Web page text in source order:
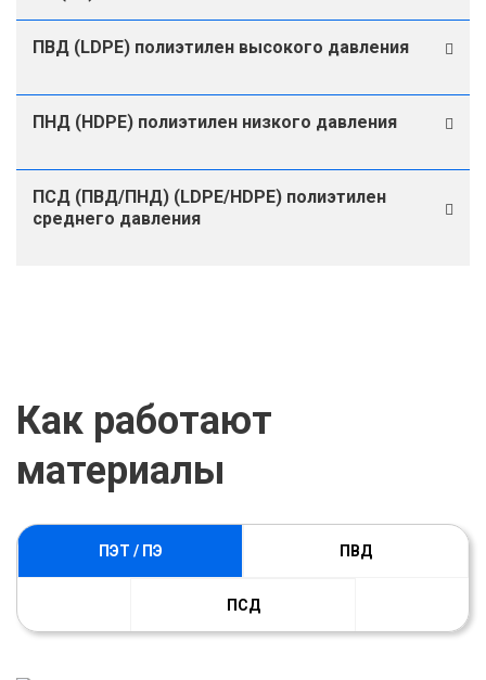
ПВД (LDPE) полиэтилен высокого давления
ПНД (HDPE) полиэтилен низкого давления
ПСД (ПВД/ПНД) (LDPE/HDPE) полиэтилен
среднего давления
Как работают
материалы
ПЭТ / ПЭ ПВД
ПСД